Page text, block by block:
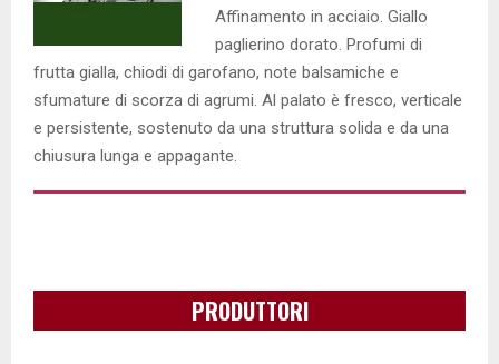
Affinamento in acciaio. Giallo
paglierino dorato. Profumi di
frutta gialla, chiodi di garofano, note balsamiche e
sfumature di scorza di agrumi. Al palato è fresco, verticale
e persistente, sostenuto da una struttura solida e da una
chiusura lunga e appagante.
PRODUTTORI